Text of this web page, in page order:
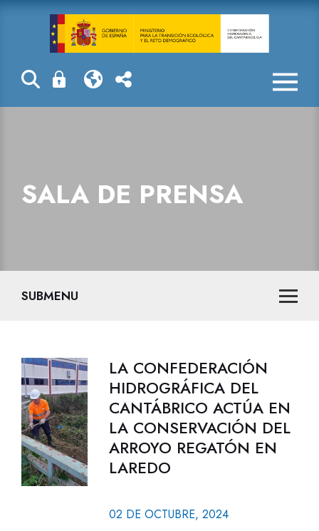
Sala de prensa
SALA DE PRENSA
SUBMENU
LA CONFEDERACIÓN
HIDROGRÁFICA DEL
CANTÁBRICO ACTÚA EN
LA CONSERVACIÓN DEL
ARROYO REGATÓN EN
LAREDO
02 DE OCTUBRE, 2024